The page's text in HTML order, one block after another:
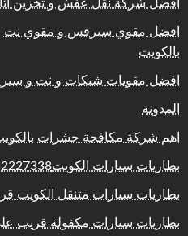
افضل شركة نقل عفش و تخزين
افضل مقوي سيرفس و مقوي نت
بالكويت
افضل مقويات شبكات و نت و
المدونة
اهم شركة مكافحة حشرات
بطاريات سيارات الكويت52227338
بطاريات سيارات متنقل الكويت
بطاريات سيارات مكفولة قريب